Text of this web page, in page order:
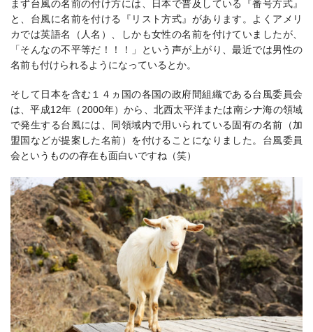
まず台風の名前の付け方には、日本で普及している『番号方式』
と、台風に名前を付ける『リスト方式』があります。よくアメリ
カでは英語名（人名）、しかも女性の名前を付けていましたが、
「そんなの不平等だ！！！」という声が上がり、最近では男性の
名前も付けられるようになっているとか。
そして日本を含む１４ヵ国の各国の政府間組織である台風委員会
は、平成12年（2000年）から、北西太平洋または南シナ海の領域
で発生する台風には、同領域内で用いられている固有の名前（加
盟国などが提案した名前）を付けることになりました。台風委員
会というものの存在も面白いですね（笑）